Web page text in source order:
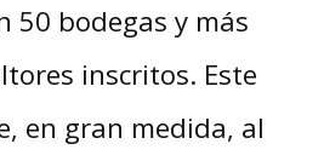
50 bodegas y más
inscritos. Este
en gran medida, al